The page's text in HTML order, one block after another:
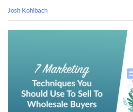
Josh Kohlbach